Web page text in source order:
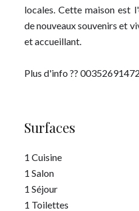
locales. Cette maison est
de nouveaux souvenirs et
et accueillant.
Plus d'info ??
Surfaces
1 Cuisine
1 Salon
1 Séjour
1 Toilettes